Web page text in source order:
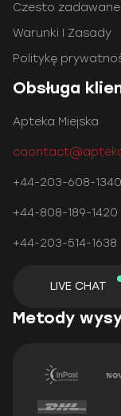
Czesto
Warunki I Zasady
Politykę
Obsługa
Apteka Miejska
+44-203-608-1340
+44-808-189-1420
+44-203-514-1638
LIVE CHAT
Metody